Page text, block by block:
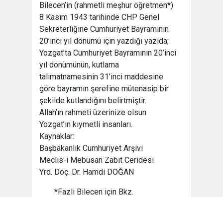
Bilecen’in (rahmetli meşhur öğretmen*)
8 Kasım 1943 tarihinde CHP Genel
Sekreterliğine Cumhuriyet Bayramının
20’inci yıl dönümü için yazdığı yazıda;
Yozgat’ta Cumhuriyet Bayramının 20’inci
yıl dönümünün, kutlama
talimatnamesinin 31’inci maddesine
göre bayramın şerefine mütenasip bir
şekilde kutlandığını belirtmiştir.
Allah’ın rahmeti üzerinize olsun
Yozgat’ın kıymetli insanları.
Kaynaklar:
Başbakanlık Cumhuriyet Arşivi
Meclis-i Mebusan Zabıt Ceridesi
Yrd. Doç. Dr. Hamdi DOĞAN
*Fazlı Bilecen için Bkz.